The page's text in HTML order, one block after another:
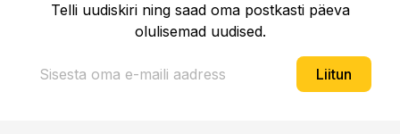
Telli uudiskiri ning saad oma postkasti päeva
olulisemad uudised.
Liitun